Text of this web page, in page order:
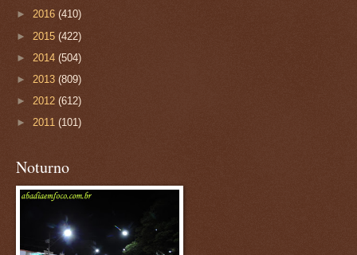
► 2016 (410)
► 2015 (422)
► 2014 (504)
► 2013 (809)
► 2012 (612)
► 2011 (101)
Noturno